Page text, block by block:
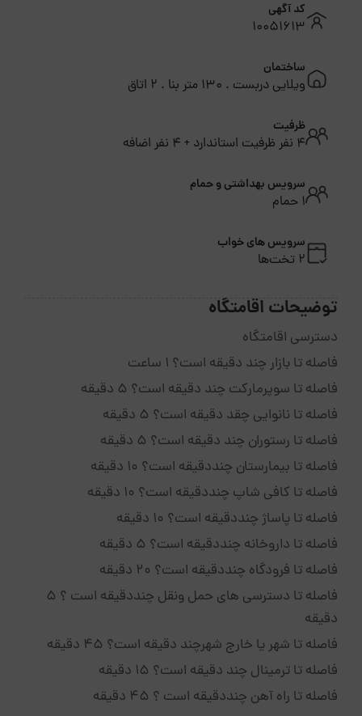
کد آگهی
10051613
ساختمان
ویلایی دربست . 130 متر بنا . 2 اتاق
ظرفیت
4 نفر ظرفیت استاندارد + 4 نفر اضافه
سرویس بهداشتی و حمام
1 حمام
سرویس های خواب
2 تخت‌ها
توضیحات اقامتگاه
دسترسی اقامتگاه
فاصله تا بازار چند دقیقه است؟ 1 ساعت
فاصله تا سوپرمارکت چند دقیقه است؟ 5 دقیقه
فاصله تا نانوایی چقد دقیقه است؟ 5 دقیقه
فاصله تا رستوران چند دقیقه است؟ 5 دقیقه
فاصله تا بیمارستان چنددقیقه است؟ 10 دقیقه
فاصله تا کافی شاپ چنددقیقه است؟ 10 دقیقه
فاصله تا پاساژ چنددقیقه است؟ 10 دقیقه
فاصله تا داروخانه چنددقیقه است؟ 5 دقیقه
فاصله تا فرودگاه چنددقیقه است؟ 20 دقیقه
فاصله تا دسترسی های حمل ونقل چنددقیقه است ؟ 5
دقیقه
فاصله تا شهر یا خارج شهرچند دقیقه است؟ 45 دقیقه
فاصله تا ترمینال چند دقیقه است؟ 15 دقیقه
فاصله تا راه آهن چنددقیقه است ؟ 45 دقیقه